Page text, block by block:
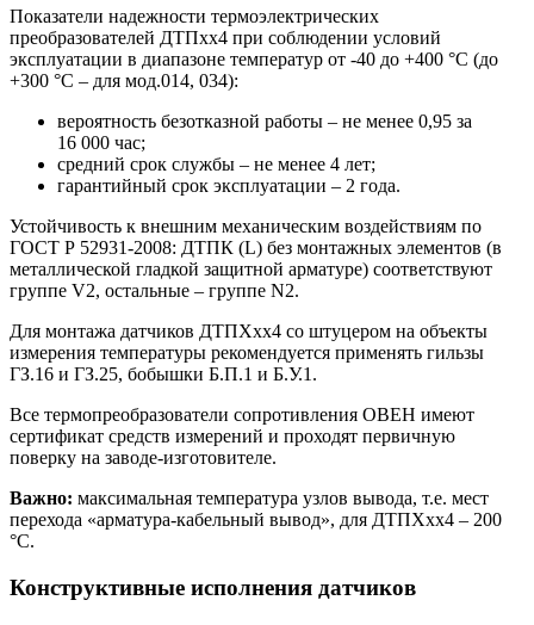
Показатели надежности термоэлектрических
преобразователей ДТПхх4 при соблюдении условий
эксплуатации в диапазоне температур от -40 до +400 °С (до
+300 °С – для мод.014, 034):
вероятность безотказной работы – не менее 0,95 за
16 000 час;
средний срок службы – не менее 4 лет;
гарантийный срок эксплуатации – 2 года.
Устойчивость к внешним механическим воздействиям по
ГОСТ Р 52931-2008: ДТПК (L) без монтажных элементов (в
металлической гладкой защитной арматуре) соответствуют
группе V2, остальные – группе N2.
Для монтажа датчиков ДТПХхх4 со штуцером на объекты
измерения температуры рекомендуется применять гильзы
ГЗ.16 и ГЗ.25, бобышки Б.П.1 и Б.У.1.
Все термопреобразователи сопротивления ОВЕН имеют
сертификат средств измерений и проходят первичную
поверку на заводе-изготовителе.
Важно: максимальная температура узлов вывода, т.е. мест
перехода «арматура-кабельный вывод», для ДТПХхх4 – 200
°С.
Конструктивные исполнения датчиков